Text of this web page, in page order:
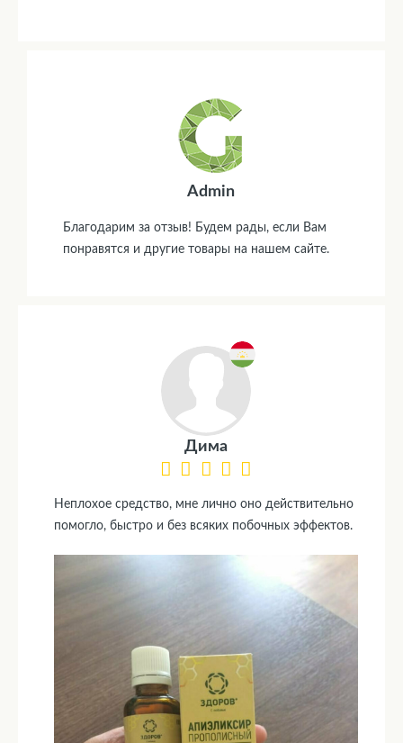
Admin
Благодарим за отзыв! Будем рады, если Вам
понравятся и другие товары на нашем сайте.
Дима
Неплохое средство, мне лично оно действительно
помогло, быстро и без всяких побочных эффектов.